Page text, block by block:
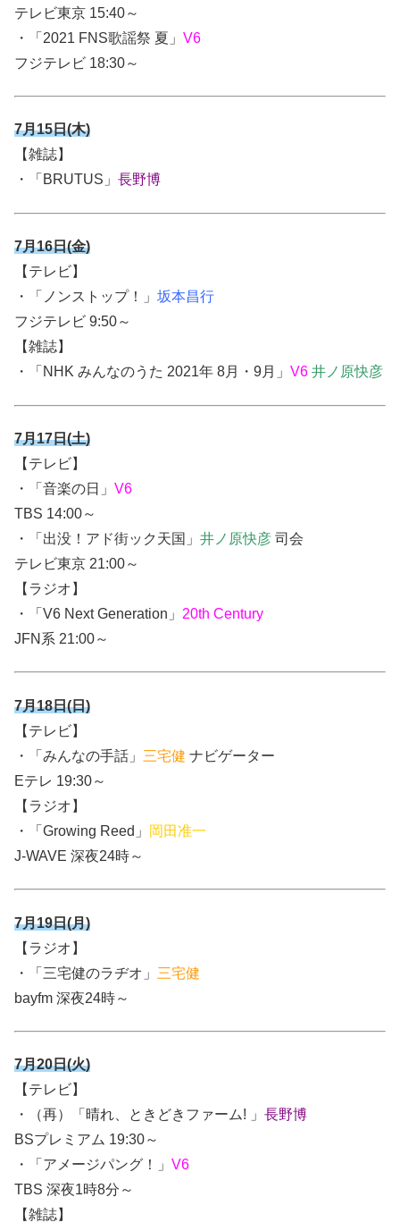
テレビ東京 15:40～
・「2021 FNS歌謡祭 夏」 V6
フジテレビ 18:30～
7月15日(木)
【雑誌】
・
「BRUTUS」 長野博
7月16日(金)
【テレビ】
・「ノンストップ！」 坂本昌行
フジテレビ 9:50～
【雑誌】
・
「NHK みんなのうた 2021年 8月・9月」 V6 井ノ原快彦
7月17日(土)
【テレビ】
・
「音楽の日」 V6
TBS 14:00～
・「出没！アド街ック天国」 井ノ原快彦 司会
テレビ東京 21:00～
【ラジオ】
・「V6 Next Generation」 20th Century
JFN系 21:00～
7月18日(日)
【テレビ】
・「みんなの手話」 三宅健 ナビゲーター
Eテレ 19:30～
【ラジオ】
・「Growing Reed」
岡田准一
J-WAVE 深夜24時～
7月19日(月)
【ラジオ】
・「三宅健のラヂオ」 三宅健
bayfm 深夜24時～
7月20日(火)
【テレビ】
・（再）「晴れ、ときどきファーム! 」 長野博
BSプレミアム 19:30～
・「アメージパング！」 V6
TBS 深夜1時8分～
【雑誌】